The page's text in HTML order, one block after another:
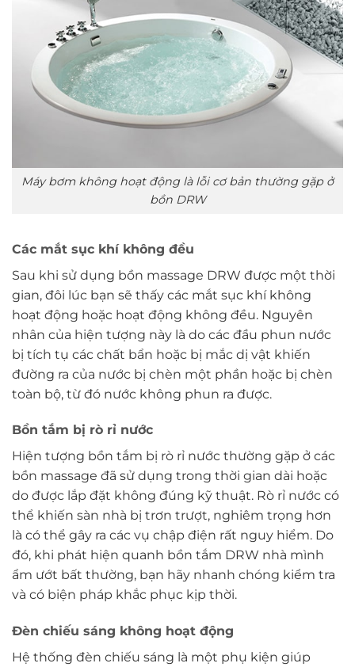
Máy bơm không hoạt động là lỗi cơ bản thường gặp ở
bồn DRW
Các mắt sục khí không đều
Sau khi sử dụng bồn massage DRW được một thời
gian, đôi lúc bạn sẽ thấy các mắt sục khí không
hoạt động hoặc hoạt động không đều. Nguyên
nhân của hiện tượng này là do các đầu phun nước
bị tích tụ các chất bẩn hoặc bị mắc dị vật khiến
đường ra của nước bị chèn một phần hoặc bị chèn
toàn bộ, từ đó nước không phun ra được.
Bồn tắm bị rò rỉ nước
Hiện tượng bồn tắm bị rò rỉ nước thường gặp ở các
bồn massage đã sử dụng trong thời gian dài hoặc
do được lắp đặt không đúng kỹ thuật. Rò rỉ nước có
thể khiến sàn nhà bị trơn trượt, nghiêm trọng hơn
là có thể gây ra các vụ chập điện rất nguy hiểm. Do
đó, khi phát hiện quanh bồn tắm DRW nhà mình
ẩm ướt bất thường, bạn hãy nhanh chóng kiểm tra
và có biện pháp khắc phục kịp thời.
Đèn chiếu sáng không hoạt động
Hệ thống đèn chiếu sáng là một phụ kiện giúp